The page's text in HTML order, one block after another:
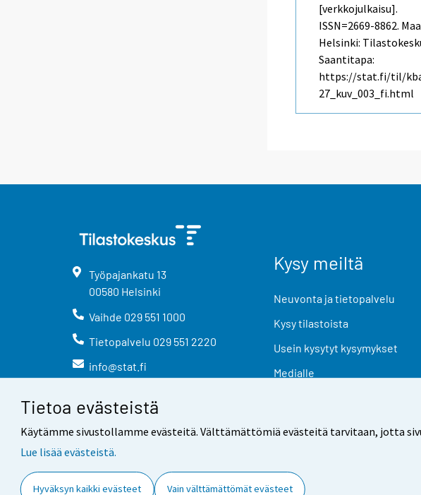
Tietoa evästeistä
Käytämme sivustollamme evästeitä. Välttämättömiä evästeitä tarvitaan, jotta
Lue lisää evästeistä.
Hyväksyn kaikki evästeet Vain välttämättömät evästeet
[verkkojulkaisu].
ISSN=2669-8862.
Helsinki:
Saantitapa:
https://stat.fi/til/
27_kuv_003_fi.html
Työpajankatu 13
00580 Helsinki
Vaihde 029 551 1000
Tietopalvelu 029 551 2220
info@stat.fi
Kysy meiltä
Neuvonta ja tietopalvelu
Kysy tilastoista
Usein kysytyt kysymykset
Medialle
Yhteystiedot Palaute